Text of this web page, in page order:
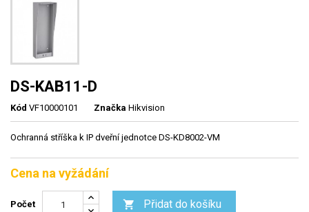
DS-KAB11-D
Kód VF10000101 Značka Hikvision
Ochranná stříška k IP dveřní jednotce DS-KD8002-VM
Cena na vyžádání
Počet  Přidat do košíku